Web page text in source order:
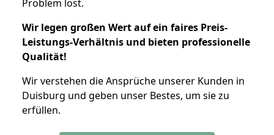
Problem löst.
Wir legen großen Wert auf ein faires Preis-
Leistungs-Verhältnis und bieten professionelle
Qualität!
Wir verstehen die Ansprüche unserer Kunden in
Duisburg und geben unser Bestes, um sie zu
erfüllen.